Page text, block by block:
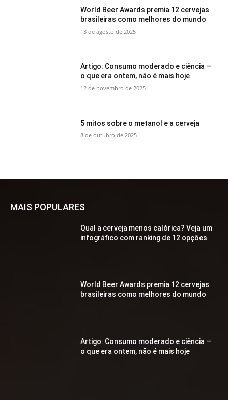
World Beer Awards premia 12 cervejas
brasileiras como melhores do mundo
13 de agosto de 2025
Artigo: Consumo moderado e ciência —
o que era ontem, não é mais hoje
12 de novembro de 2025
5 mitos sobre o metanol e a cerveja
8 de outubro de 2025
MAIS POPULARES
Qual a cerveja menos calórica? Veja um
infográfico com ranking de 12 opções
World Beer Awards premia 12 cervejas
brasileiras como melhores do mundo
Artigo: Consumo moderado e ciência —
o que era ontem, não é mais hoje